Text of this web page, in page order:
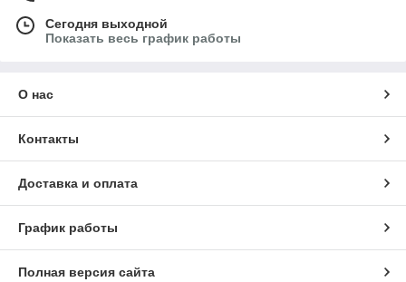
Сегодня выходной
Показать весь график работы
О нас
Контакты
Доставка и оплата
График работы
Полная версия сайта